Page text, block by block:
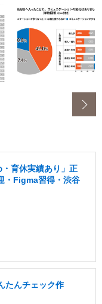
育休実績あり」正
・Figma習得・渋谷
たんチェック作